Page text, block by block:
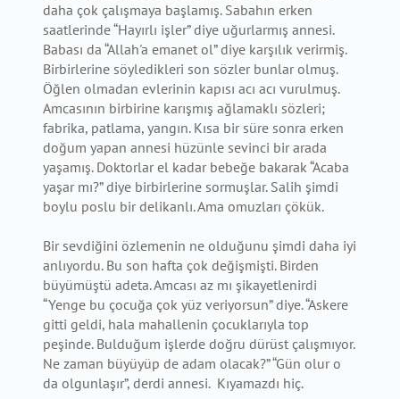
daha çok çalışmaya başlamış. Sabahın erken
saatlerinde “Hayırlı işler” diye uğurlarmış annesi.
Babası da “Allah'a emanet ol” diye karşılık verirmiş.
Birbirlerine söyledikleri son sözler bunlar olmuş.
Öğlen olmadan evlerinin kapısı acı acı vurulmuş.
Amcasının birbirine karışmış ağlamaklı sözleri;
fabrika, patlama, yangın. Kısa bir süre sonra erken
doğum yapan annesi hüzünle sevinci bir arada
yaşamış. Doktorlar el kadar bebeğe bakarak “Acaba
yaşar mı?” diye birbirlerine sormuşlar. Salih şimdi
boylu poslu bir delikanlı. Ama omuzları çökük.
Bir sevdiğini özlemenin ne olduğunu şimdi daha iyi
anlıyordu. Bu son hafta çok değişmişti. Birden
büyümüştü adeta. Amcası az mı şikayetlenirdi
“Yenge bu çocuğa çok yüz veriyorsun” diye. “Askere
gitti geldi, hala mahallenin çocuklarıyla top
peşinde. Bulduğum işlerde doğru dürüst çalışmıyor.
Ne zaman büyüyüp de adam olacak?” “Gün olur o
da olgunlaşır”, derdi annesi. Kıyamazdı hiç.